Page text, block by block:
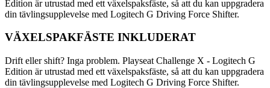
Edition är utrustad med ett växelspaksfäste, så att du kan uppgradera
din tävlingsupplevelse med Logitech G Driving Force Shifter.
VÄXELSPAKFÄSTE INKLUDERAT
Drift eller shift? Inga problem. Playseat Challenge X - Logitech G
Edition är utrustad med ett växelspaksfäste, så att du kan uppgradera
din tävlingsupplevelse med Logitech G Driving Force Shifter.